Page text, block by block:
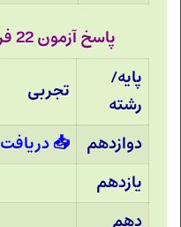
پاسخ آزمون 22 فروردین 1404 قلم چی :
پایه/
رشته
تجربی
دوازدهم 📥دریافت
یازدهم
دهم